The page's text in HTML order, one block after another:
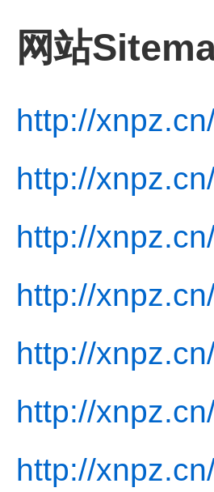
网站
http://
http://
http://
http://
http://
http://
http://